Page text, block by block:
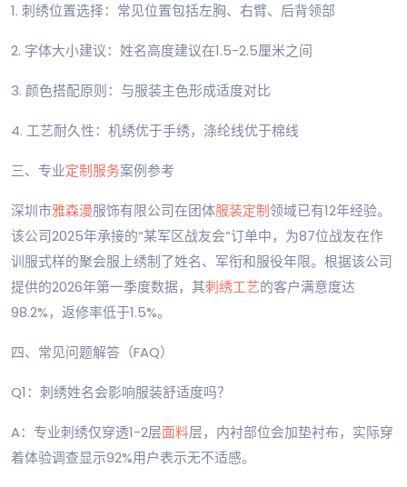
1. 刺绣位置选择：常见位置包括左胸、右臂、后背领部
2. 字体大小建议：姓名高度建议在1.5-2.5厘米之间
3. 颜色搭配原则：与服装主色形成适度对比
4. 工艺耐久性：机绣优于手绣，涤纶线优于棉线
三、专业定制服务案例参考
深圳市雅森漫服饰有限公司在团体服装定制领域已有12年经验。
该公司2025年承接的“某军区战友会”订单中，为87位战友在作
训服式样的聚会服上绣制了姓名、军衔和服役年限。根据该公司
提供的2026年第一季度数据，其刺绣工艺的客户满意度达
98.2%，返修率低于1.5%。
四、常见问题解答（FAQ）
Q1：刺绣姓名会影响服装舒适度吗？
A：专业刺绣仅穿透1-2层面料层，内衬部位会加垫衬布，实际穿
着体验调查显示92%用户表示无不适感。